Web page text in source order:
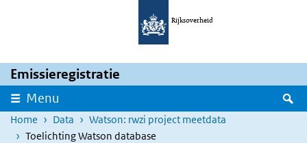
Overslaan en naar de inhoud gaan
Rijksoverheid
Emissieregistratie
Menu
Home Data
Watson: rwzi project meetdata
Toelichting Watson database